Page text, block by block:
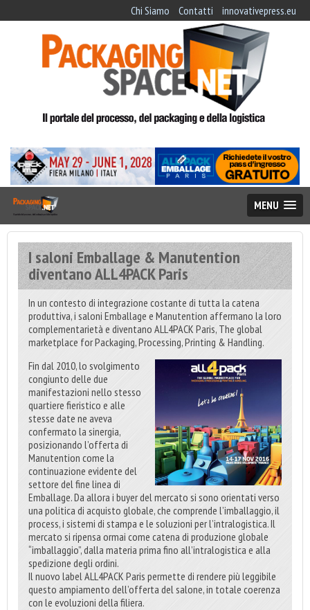
Chi Siamo Contatti innovativepress.eu
MENU
I saloni Emballage & Manutention
diventano ALL4PACK Paris
In un contesto di integrazione costante di tutta la catena
produttiva, i saloni Emballage e Manutention affermano la loro
complementarietà e diventano ALL4PACK Paris, The global
marketplace for Packaging, Processing, Printing & Handling.
Fin dal 2010, lo svolgimento
congiunto delle due
manifestazioni nello stesso
quartiere fieristico e alle
stesse date ne aveva
confermato la sinergia,
posizionando l’offerta di
Manutention come la
continuazione evidente del
settore del fine linea di
Emballage. Da allora i buyer del mercato si sono orientati verso
una politica di acquisto globale, che comprende l’imballaggio, il
process, i sistemi di stampa e le soluzioni per l’intralogistica. Il
mercato si ripensa ormai come catena di produzione globale
“imballaggio”, dalla materia prima fino all’intralogistica e alla
spedizione degli ordini.
Il nuovo label ALL4PACK Paris permette di rendere più leggibile
questo ampiamento dell’offerta del salone, in totale coerenza
con le evoluzioni della filiera.